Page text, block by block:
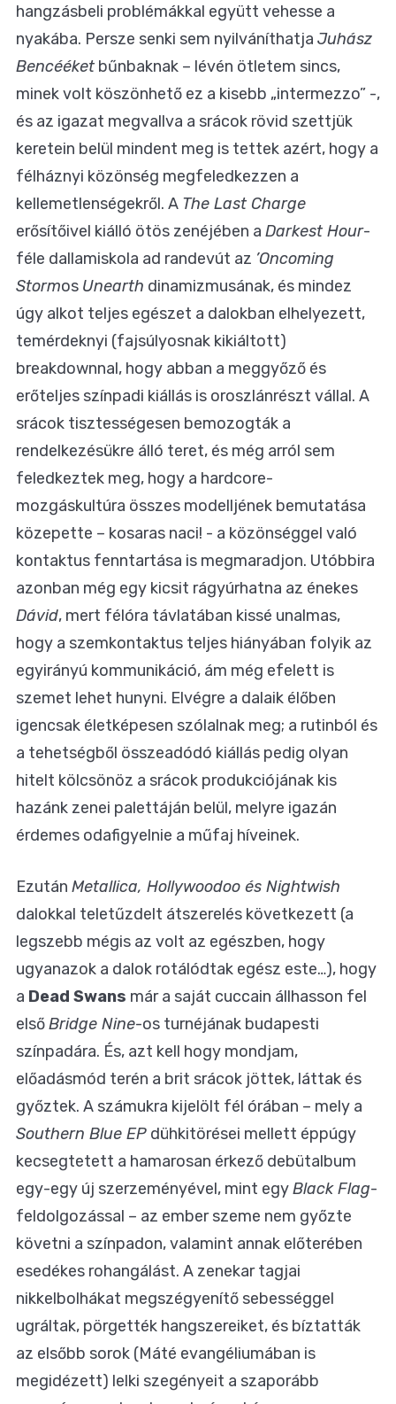
hangzásbeli problémákkal együtt vehesse a
nyakába. Persze senki sem nyilváníthatja Juhász
Bencééket bűnbaknak – lévén ötletem sincs,
minek volt köszönhető ez a kisebb „intermezzo” -,
és az igazat megvallva a srácok rövid szettjük
keretein belül mindent meg is tettek azért, hogy a
félháznyi közönség megfeledkezzen a
kellemetlenségekről. A The Last Charge
erősítőivel kiálló ötös zenéjében a Darkest Hour-
féle dallamiskola ad randevút az ’Oncoming
Stormos Unearth dinamizmusának, és mindez
úgy alkot teljes egészet a dalokban elhelyezett,
temérdeknyi (fajsúlyosnak kikiáltott)
breakdownnal, hogy abban a meggyőző és
erőteljes színpadi kiállás is oroszlánrészt vállal. A
srácok tisztességesen bemozogták a
rendelkezésükre álló teret, és még arról sem
feledkeztek meg, hogy a hardcore-
mozgáskultúra összes modelljének bemutatása
közepette – kosaras naci! - a közönséggel való
kontaktus fenntartása is megmaradjon. Utóbbira
azonban még egy kicsit rágyúrhatna az énekes
Dávid, mert félóra távlatában kissé unalmas,
hogy a szemkontaktus teljes hiányában folyik az
egyirányú kommunikáció, ám még efelett is
szemet lehet hunyni. Elvégre a dalaik élőben
igencsak életképesen szólalnak meg; a rutinból és
a tehetségből összeadódó kiállás pedig olyan
hitelt kölcsönöz a srácok produkciójának kis
hazánk zenei palettáján belül, melyre igazán
érdemes odafigyelnie a műfaj híveinek.
Ezután Metallica, Hollywoodoo és Nightwish
dalokkal teletűzdelt átszerelés következett (a
legszebb mégis az volt az egészben, hogy
ugyanazok a dalok rotálódtak egész este…), hogy
a Dead Swans már a saját cuccain állhasson fel
elsőBridge Nine-os turnéjának budapesti
színpadára. És, azt kell hogy mondjam,
előadásmód terén a brit srácok jöttek, láttak és
győztek. A számukra kijelölt fél órában – mely a
Southern Blue EP dühkitörései mellett éppúgy
kecsegtetett a hamarosan érkező debütalbum
egy-egy új szerzeményével, mint egyBlack Flag-
feldolgozással – az ember szeme nem győzte
követni a színpadon, valamint annak előterében
esedékes rohangálást. A zenekar tagjai
nikkelbolhákat megszégyenítő sebességgel
ugráltak, pörgették hangszereiket, és bíztatták
az elsőbb sorok (Máté evangéliumában is
megidézett) lelki szegényeit a szaporább